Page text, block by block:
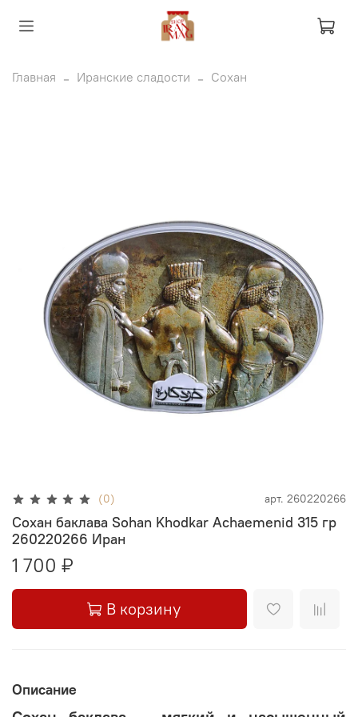
Главная Иранские сладости Сохан
(0) арт. 260220266
Сохан баклава Sohan Khodkar Achaemenid 315 гр
260220266 Иран
1 700 ₽
В корзину
Описание